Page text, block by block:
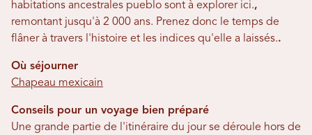
habitations ancestrales pueblo sont à explorer ici.,
remontant jusqu'à 2 000 ans. Prenez donc le temps de
flâner à travers l'histoire et les indices qu'elle a laissés..
Où séjourner
Chapeau mexicain
Conseils pour un voyage bien préparé
Une grande partie de l'itinéraire du jour se déroule hors de